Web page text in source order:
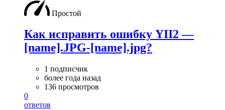
Простой
Как исправить ошибку YII2 —
[name].JPG-[name].jpg?
1 подписчик
более года назад
136 просмотров
0
ответов